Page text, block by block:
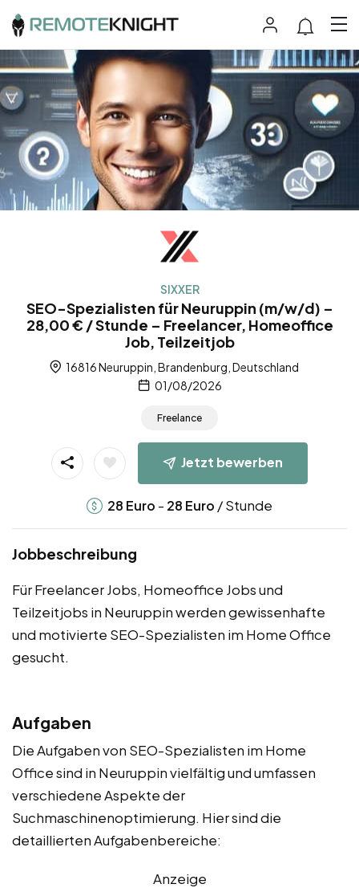
SIXXER
SEO-Spezialisten für Neuruppin (m/w/d) –
28,00 € / Stunde – Freelancer, Homeoffice
Job, Teilzeitjob
16816 Neuruppin, Brandenburg, Deutschland
01/08/2026
Freelance
Jetzt bewerben
28 Euro - 28 Euro / Stunde
Jobbeschreibung
Für Freelancer Jobs, Homeoffice Jobs und
Teilzeitjobs in Neuruppin werden gewissenhafte
und motivierte SEO-Spezialisten im Home Office
gesucht.
Aufgaben
Die Aufgaben von SEO-Spezialisten im Home
Office sind in Neuruppin vielfältig und umfassen
verschiedene Aspekte der
Suchmaschinenoptimierung. Hier sind die
detaillierten Aufgabenbereiche:
Anzeige